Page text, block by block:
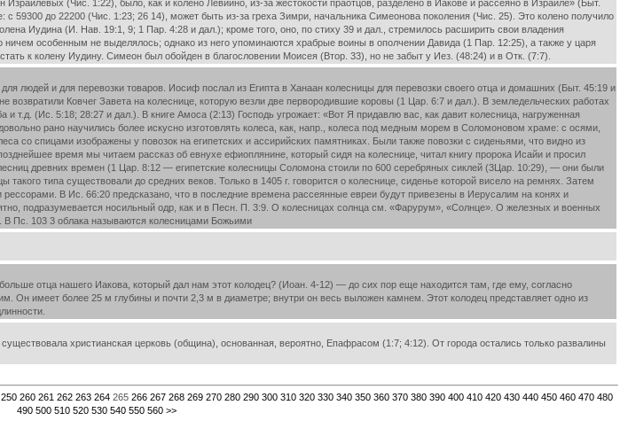
(Чис. 1:22), было, как и колено Левиино, из-за жестокости праотцов, разделено в Иакове и рассеяно в Израиле» (Быт.
59300 до 22200 (Чис. 1:23; 26 14), может быть из-за греха Зимри, начальника Симеонова поколения (Чис. 25). Это колено получило
Иудина (И. Нав. 19:1, 9; 1 Пар. 4:28 и дал.); кроме того, оно, по стиху 39 и дал., стремилось расширить свои владения
особенным не выделялось; однако из него упоминаются храбрые воины в ополчении Давида (1 Пар. 12:25), а также у царя
к колену Иудину. Симеон был обойден в благословении Моисея (Втор. 33), но не забыт у Иез. (48:24) и в Отк. (7:7).
людей и для перевозки товаров. Иосиф послал из Египта в Ханаан колесницы для перевозки своего отца и домашних (Быт. 45:19 и
возвратили Ковчег Завета на колеснице, которую везли две первородившие коровы (1 Цар. 6:7 и дал.). В земледельческих работах
т.д. (Ис. 5:18; 28:27 и дал.). В книге Амоса (2:13) Господь угрожает: «Вот Я придавлю вас, как давит колесница, нагруженная
рано научились более искусно изготовлять колеса, как, напр., колеса под медным морем в Соломоновом храме: с осями,
со спицами изображены у повозок на египетских и ассирийских памятниках. Были также повозки с сиденьями, что видно из
время мы читаем рассказ об евнухе ефиоплянине, который сидя на колеснице, читал книгу пророка Исайи и просил
древних времен (1 Цар. 8:12 — египетские колесницы Соломона стоили по 600 серебряных сиклей (3Цар. 10:29), — они были
типа существовали до средних веков. Только в 1405 г. говорится о колеснице, сиденье которой висело на ремнях. Затем
В Ис. 66:20 предсказано, что в последние времена рассеянные евреи будут привезены в Иерусалим на конях и
подразумевается носильный одр, как и в Песн. П. 3:9. О колесницах солнца см. «Фарурум», «Солнце». О железных и военных
Пс. 103 3 облака называются колесницами Божьими
отца нашего Иакова, который дал нам этот колодец? (Иоан. 4-12) — до сих пор еще находится там, где ему, согласно
Он имеет более 25 м глубины и почти 2,3 м в диаметре; внутри он весь выложен камнем. Этот колодец представляет одно из
христианская церковь (община), основанная, вероятно, Епафрасом (1:7; 4:12). От города остались только развалины
250 260 261 262 263 264265 266 267 268 269 270 280 290 300 310 320 330 340 350 360 370 380 390 400 410 420 430 440 450 460 470 480
490 500 510 520 530 540 550 560 >>